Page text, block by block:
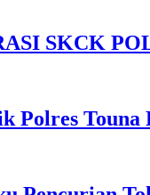
SKCK
Polres Touna